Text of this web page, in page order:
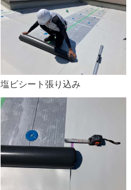
塩ビシート張り込み